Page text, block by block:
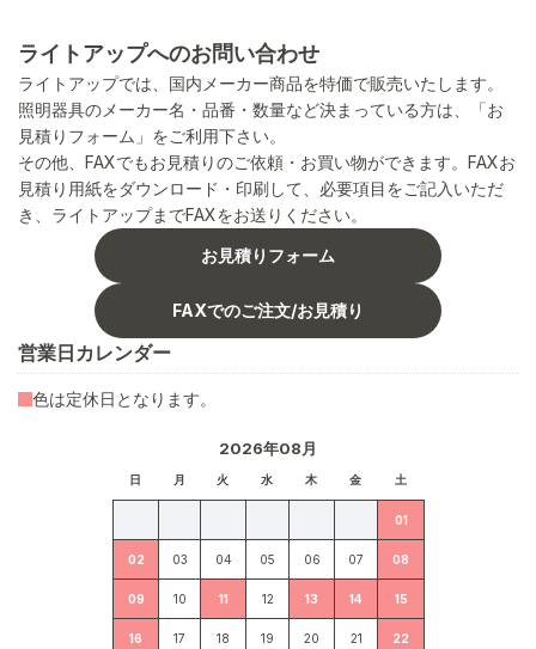
ライトアップへのお問い合わせ
ライトアップでは、国内メーカー商品を特価で販売いたします。
照明器具のメーカー名・品番・数量など決まっている方は、「お
見積りフォーム」をご利用下さい。
その他、FAXでもお見積りのご依頼・お買い物ができます。FAXお
見積り用紙をダウンロード・印刷して、必要項目をご記入いただ
き、ライトアップまでFAXをお送りください。
お見積りフォーム
FAXでのご注文/お見積り
営業日カレンダー
2026年08月
日 月 火 水 木 金 土
01
02 03 04 05 06 07 08
09 10 11 12 13 14 15
16 17 18 19 20 21 22
色は定休日となります。